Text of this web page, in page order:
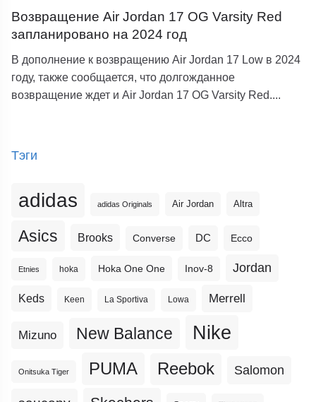
Возвращение Air Jordan 17 OG Varsity Red
запланировано на 2024 год
В дополнение к возвращению Air Jordan 17 Low в 2024
году, также сообщается, что долгожданное
возвращение ждет и Air Jordan 17 OG Varsity Red....
Тэги
adidas adidas Originals Air Jordan Altra
Asics Brooks Converse DC Ecco
Etnies hoka Hoka One One Inov-8 Jordan
Keds Keen La Sportiva Lowa Merrell
Mizuno New Balance Nike
Onitsuka Tiger PUMA Reebok Salomon